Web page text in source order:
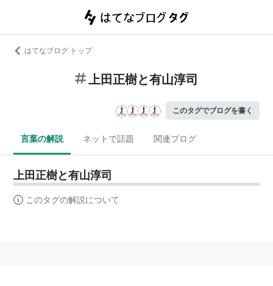
はてなブログ トップ
上田正樹と有山淳司
このタグでブログを書く
言葉の解説 ネットで話題 関連ブログ
上田正樹と有山淳司
このタグの解説について